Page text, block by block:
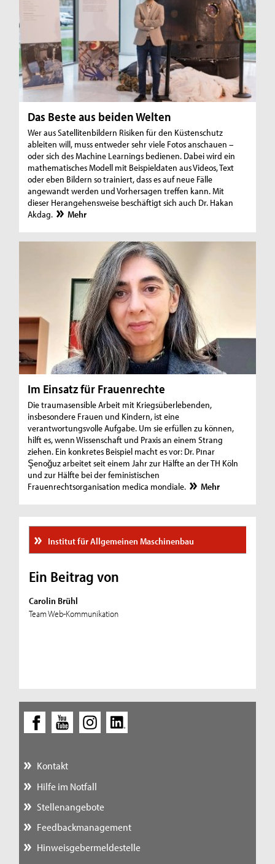
Das Beste aus beiden Welten
Wer aus Satellitenbildern Risiken für den Küstenschutz
ableiten will, muss entweder sehr viele Fotos anschauen –
oder sich des Machine Learnings bedienen. Dabei wird ein
mathematisches Modell mit Beispieldaten aus Videos, Text
oder eben Bildern so trainiert, dass es auf neue Fälle
angewandt werden und Vorhersagen treffen kann. Mit
dieser Herangehensweise beschäftigt sich auch Dr. Hakan
Akdag.
Mehr
Im Einsatz für Frauenrechte
Die traumasensible Arbeit mit Kriegsüberlebenden,
insbesondere Frauen und Kindern, ist eine
verantwortungsvolle Aufgabe. Um sie erfüllen zu können,
hilft es, wenn Wissenschaft und Praxis an einem Strang
ziehen. Ein konkretes Beispiel macht es vor: Dr. Pınar
Şenoğuz arbeitet seit einem Jahr zur Hälfte an der TH Köln
und zur Hälfte bei der feministischen
Frauenrechtsorganisation medica mondiale.
Mehr
Institut für Allgemeinen Maschinenbau
Ein Beitrag von
Carolin Brühl
Team Web-Kommunikation
Kontakt
Hilfe im Notfall
Stellenangebote
Feedbackmanagement
Hinweisgebermeldestelle